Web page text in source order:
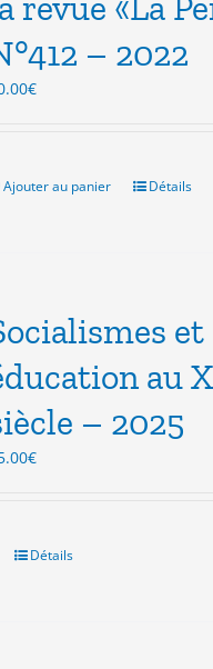
– 2022
€
Ajouter au panier Détails
et
au
– 2025
€
Détails